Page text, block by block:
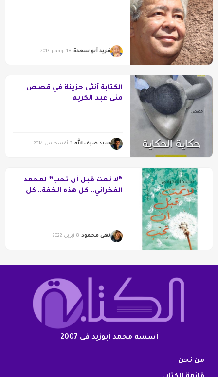
فريد أبو سعدة 18 نوفمبر 2017
الكتابة أنثى حزينة في قصص
منى عبد الكريم
سيد ضيف الله 3 أغسطس 2014
“لا تمت قبل أن تحب” لمحمد
الفخراني.. كل هذه الخفة.. كل
نهى محمود 8 أبريل 2022
أسسه محمد أبوزيد فى 2007
من نحن